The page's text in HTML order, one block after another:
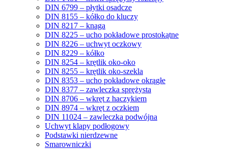
DIN 6799 – płytki osadcze
DIN 8155 – kółko do kluczy
DIN 8217 – knaga
DIN 8225 – ucho pokładowe prostokątne
DIN 8226 – uchwyt oczkowy
DIN 8229 – kółko
DIN 8254 – krętlik oko-oko
DIN 8255 – krętlik oko-szekla
DIN 8353 – ucho pokładowe okrągłe
DIN 8377 – zawleczka sprężysta
DIN 8706 – wkręt z haczykiem
DIN 8974 – wkręt z oczkiem
DIN 11024 – zawleczka podwójna
Uchwyt klapy podłogowy
Podstawki nierdzewne
Smarowniczki